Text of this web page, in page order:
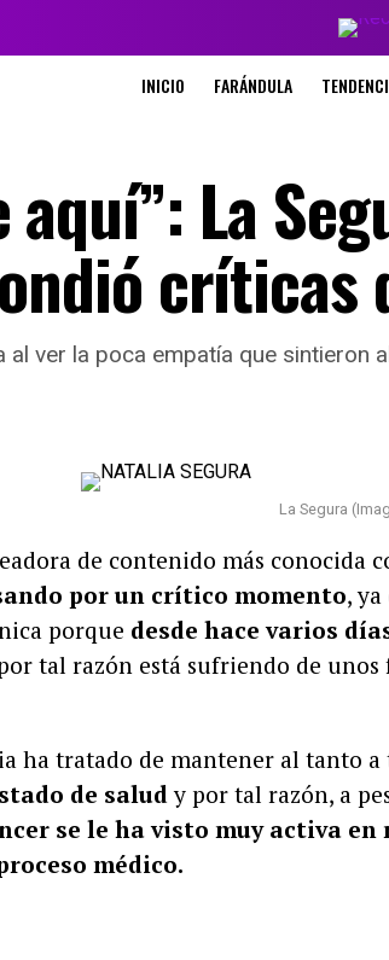
INICIO FARÁNDULA
aquí”: La
críticas
al ver la poca empatía que
La Segura
de contenido más conocida
por un crítico momento,
porque desde hace varios
tal razón está sufriendo de
ha tratado de mantener al tanto a
de saludy por tal razón, a
se le ha visto muy activa en
médico.